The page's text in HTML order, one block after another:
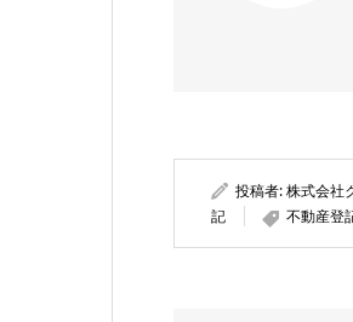
投稿者:株式会社
記
不動産登